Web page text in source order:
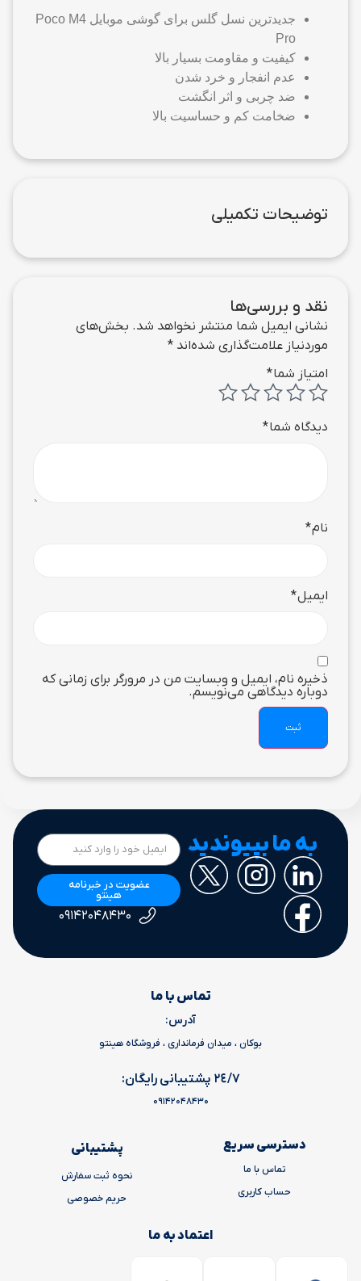
جدیدترین نسل گلس برای گوشی موبایل Poco M4
Pro
کیفیت و مقاومت بسیار بالا
عدم انفجار و خرد شدن
ضد چربی و اثر انگشت
ضخامت کم و حساسیت بالا
توضیحات تکمیلی
نقد و بررسی‌ها
نشانی ایمیل شما منتشر نخواهد شد. بخش‌های
موردنیاز علامت‌گذاری شده‌اند *
امتیاز شما*
دیدگاه شما*
نام*
ایمیل*
ذخیره نام، ایمیل و وبسایت من در مرورگر برای زمانی که
دوباره دیدگاهی می‌نویسم.
به ما بپیوندید
عضویت در خبرنامه
هینتو
۰۹۱۴۲۰۴۸۴۳۰
تماس با ما
آدرس:
بوکان ، میدان فرمانداری ، فروشگاه هینتو
٢٤/٧ پشتیبانی رایگان:
09142048430
دسترسی سریع
تماس با ما
حساب کاربری
پشتیبانی
نحوه ثبت سفارش
حریم خصوصی
اعتماد به ما